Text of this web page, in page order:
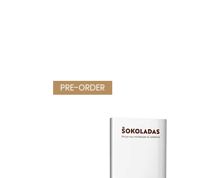
PRE-ORDER